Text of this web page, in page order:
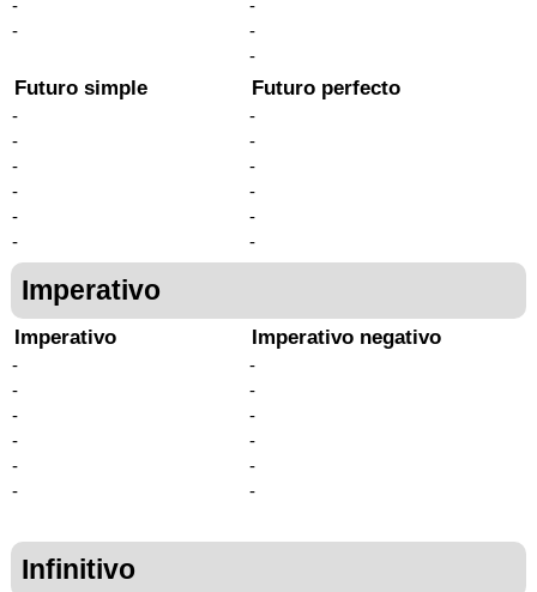
-
-
-
-
-
Futuro simple
-
-
-
-
-
-
Futuro perfecto
-
-
-
-
-
-
Imperativo
Imperativo
-
-
-
-
-
-
Imperativo negativo
-
-
-
-
-
-
Infinitivo